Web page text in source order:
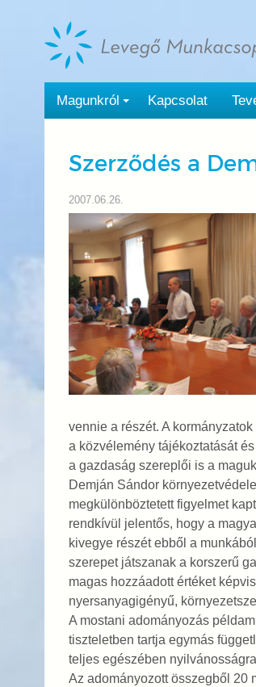
tartalomra
Magunkról Kapcsolat
Szerződés a
2007.06.26.
vennie a részét. A
a közvélemény tájékoztatását
a gazdaság szereplői is a
Demján Sándor
megkülönböztetett figyelmet
rendkívül jelentős, hogy a
kivegye részét ebből a
szerepet játszanak a korszerű
magas hozzáadott értéket
nyersanyagigényű,
A mostani adományozás
tiszteletben tartja egymás
teljes egészében
Az adományozott összegből 20